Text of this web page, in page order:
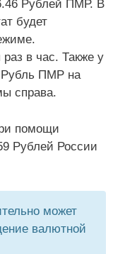
Рублей ПМР. В
будет
в час. Также у
Рубль ПМР на
справа.
помощи
Рублей России
может
валютной